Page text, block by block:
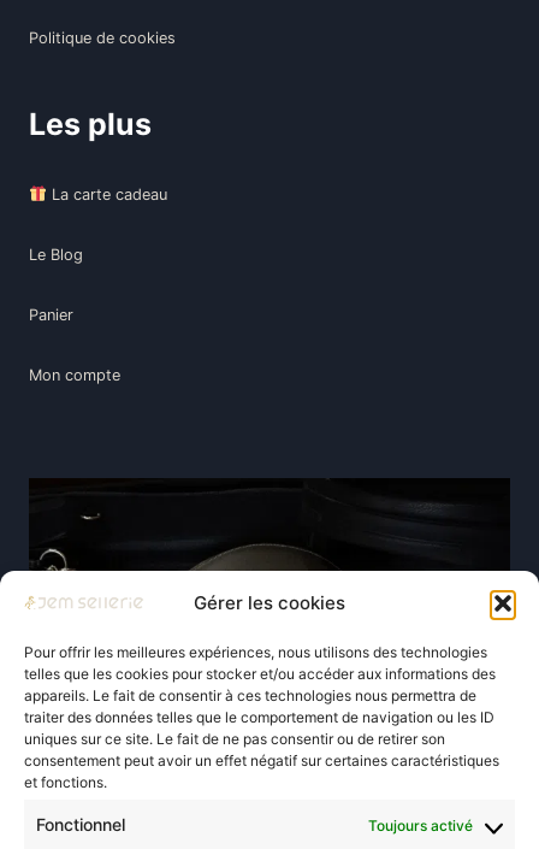
Gérer les cookies
Pour offrir les meilleures expériences, nous utilisons des technologies
telles que les cookies pour stocker et/ou accéder aux informations des
appareils. Le fait de consentir à ces technologies nous permettra de
traiter des données telles que le comportement de navigation ou les ID
uniques sur ce site. Le fait de ne pas consentir ou de retirer son
consentement peut avoir un effet négatif sur certaines caractéristiques
et fonctions.
Fonctionnel Toujours activé
Politique de cookies
Les plus
La carte cadeau
Le Blog
Panier
Mon compte